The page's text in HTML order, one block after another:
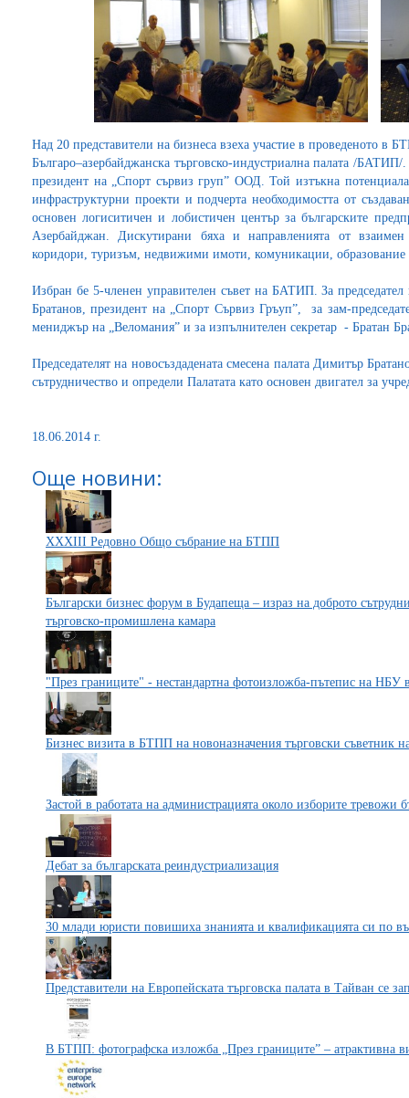
Над 20 представители на бизнеса взеха участие в проведеното в
Българо–азербайджанска търговско-индустриална палата /
президент на „Спорт сървиз груп” ООД. Той изтъкна
инфраструктурни проекти и подчерта необходимостта от
основен логиситичен и лобистичен център за българските
Азербайджан. Дискутирани бяха и направленията от взаимен
коридори, туризъм, недвижими имоти, комуникации,
Избран бе 5-членен управителен съвет на БАТИП. За
Братанов, президент на „Спорт Сървиз Гръуп”, за зам-
мениджър на „Веломания” и за изпълнителен секретар - Братан
Председателят на новосъздадената смесена палата Димитър
сътрудничество и определи Палатата като основен двигател за
18.06.2014 г.
Още новини:
XXXIII Редовно Общо събрание на БТПП
Български бизнес форум в Будапеща – израз на доброто
търговско-промишлена камара
"През границите" - нестандартна фотоизложба-пътепис на
Бизнес визита в БТПП на новоназначения търговски съветник
Застой в работата на администрацията около изборите тревожи
Дебат за българската реиндустриализация
30 млади юристи повишиха знанията и квалификацията си по
Представители на Европейската търговска палата в Тайван се
В БТПП: фотографска изложба „През границите” – атрактивна